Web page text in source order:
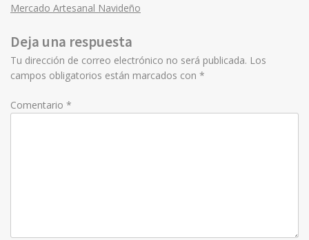
navigation
Mercado Artesanal Navideño
Deja una respuesta
Tu dirección de correo electrónico no será publicada. Los
campos obligatorios están marcados con *
Comentario *